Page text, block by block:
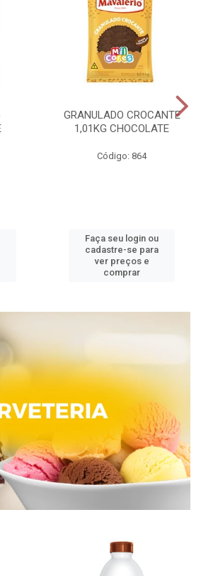
GRANULADO CROCANTE
1,01KG CHOCOLATE
Código: 864
Faça seu login ou
cadastre-se para
ver preços e
comprar